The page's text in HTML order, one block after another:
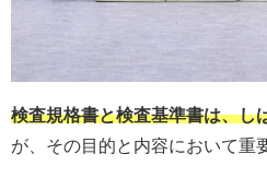
検査規格書と検査基準書は、し
が、その目的と内容において重